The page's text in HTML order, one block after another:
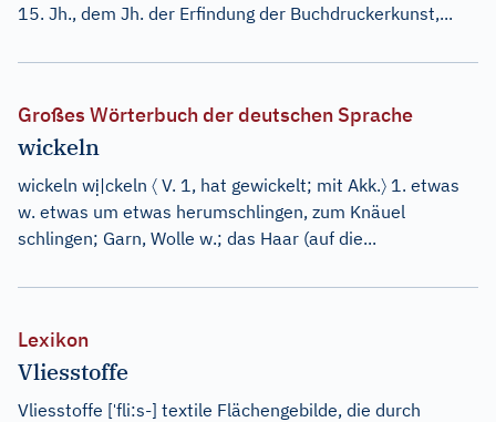
15. Jh., dem Jh. der Erfindung der Buchdruckerkunst,...
Großes Wörterbuch der deutschen Sprache
wickeln
wickeln wị|ckeln 〈 V. 1 , hat gewickelt; mit Akk.〉 1. etwas
w. etwas um etwas herumschlingen, zum Knäuel
schlingen; Garn, Wolle w.; das Haar (auf die...
Lexikon
Vliesstoffe
Vliesstoffe [ˈfli:s-] textile Flächengebilde, die durch